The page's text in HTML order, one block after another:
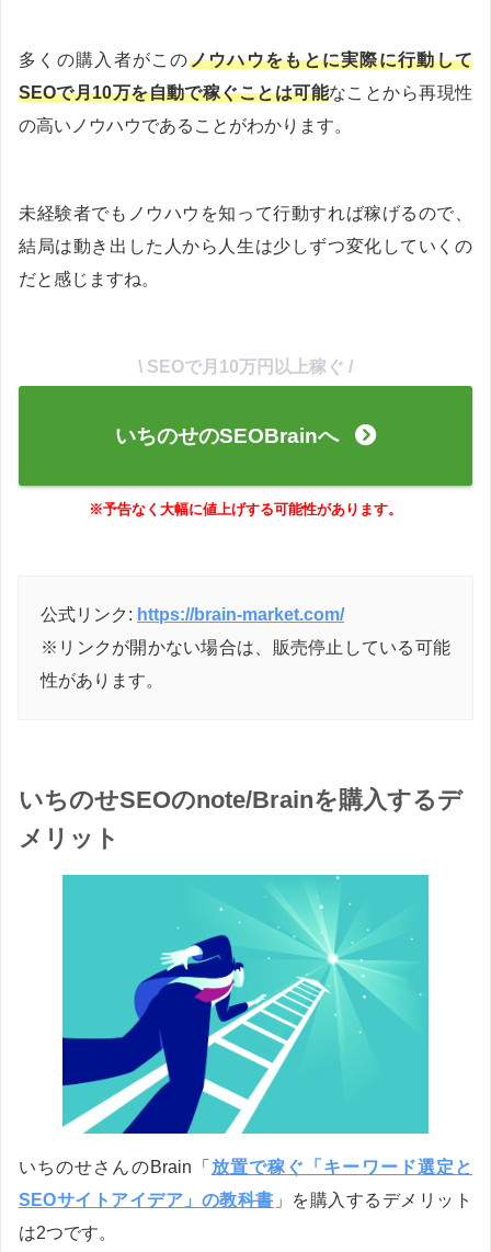
多くの購入者がこのノウハウをもとに実際に行動して
SEOで月10万を自動で稼ぐことは可能なことから再現性
の高いノウハウであることがわかります。
未経験者でもノウハウを知って行動すれば稼げるので、
結局は動き出した人から人生は少しずつ変化していくの
だと感じますね。
\ SEOで月10万円以上稼ぐ /
いちのせのSEOBrainへ
※予告なく大幅に値上げする可能性があります。
公式リンク: https://brain-market.com/
※リンクが開かない場合は、販売停止している可能
性があります。
いちのせSEOのnote/Brainを購入するデ
メリット
いちのせさんのBrain「 放置で稼ぐ「キーワード選定と
SEOサイトアイデア」の教科書 」を購入するデメリット
は2つです。